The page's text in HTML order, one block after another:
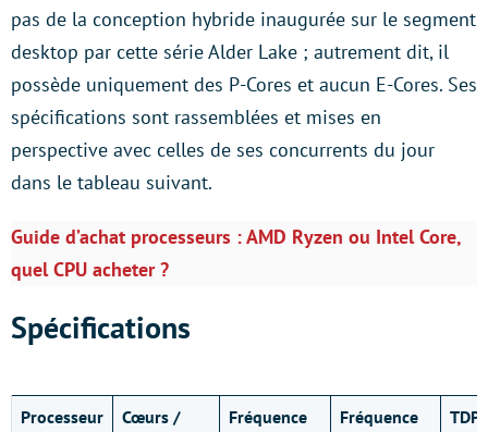
pas de la conception hybride inaugurée sur le segment
desktop par cette série Alder Lake ; autrement dit, il
possède uniquement des P-Cores et aucun E-Cores. Ses
spécifications sont rassemblées et mises en
perspective avec celles de ses concurrents du jour
dans le tableau suivant.
Guide d’achat processeurs : AMD Ryzen ou Intel Core,
quel CPU acheter ?
Spécifications
Processeur
Cœurs /
Fréquence
Fréquence
TDP